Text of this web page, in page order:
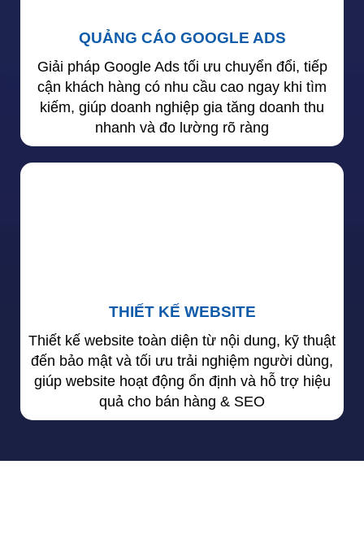
QUẢNG CÁO GOOGLE ADS
Giải pháp Google Ads tối ưu chuyển đổi, tiếp
cận khách hàng có nhu cầu cao ngay khi tìm
kiếm, giúp doanh nghiệp gia tăng doanh thu
nhanh và đo lường rõ ràng
THIẾT KẾ WEBSITE
Thiết kế website toàn diện từ nội dung, kỹ thuật
đến bảo mật và tối ưu trải nghiệm người dùng,
giúp website hoạt động ổn định và hỗ trợ hiệu
quả cho bán hàng & SEO